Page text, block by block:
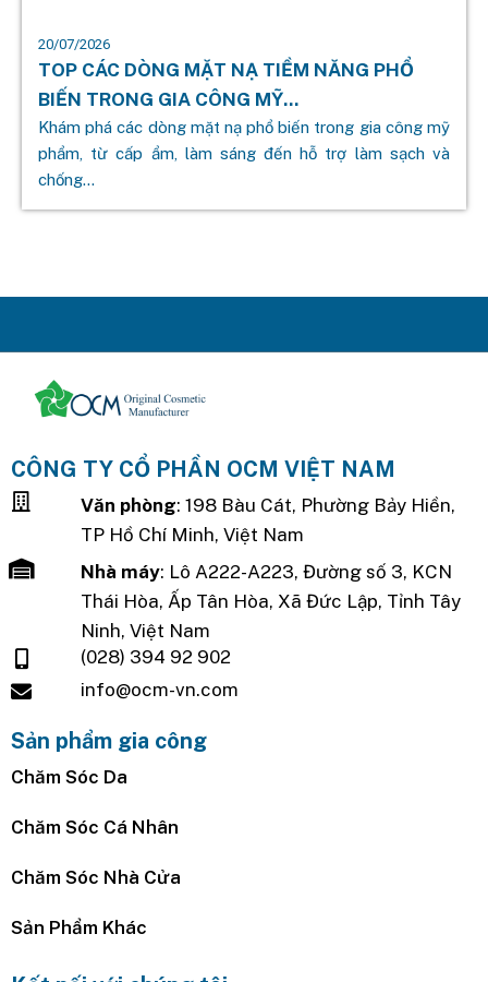
20/07/2026
TOP CÁC DÒNG MẶT NẠ TIỀM NĂNG PHỔ
BIẾN TRONG GIA CÔNG MỸ...
Khám phá các dòng mặt nạ phổ biến trong gia công mỹ
phẩm, từ cấp ẩm, làm sáng đến hỗ trợ làm sạch và
chống...
CÔNG TY CỔ PHẦN OCM VIỆT NAM
Văn phòng: 198 Bàu Cát, Phường Bảy Hiền,
TP Hồ Chí Minh, Việt Nam
Nhà máy: Lô A222-A223, Đường số 3, KCN
Thái Hòa, Ấp Tân Hòa, Xã Đức Lập, Tỉnh Tây
Ninh, Việt Nam
(028) 394 92 902
info@ocm-vn.com
Sản phẩm gia công
Chăm Sóc Da
Chăm Sóc Cá Nhân
Chăm Sóc Nhà Cửa
Sản Phẩm Khác